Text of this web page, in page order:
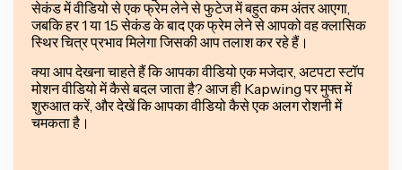
सेकंड में वीडियो से एक फ्रेम लेने से फुटेज में बहुत कम अंतर आएगा,
जबकि हर 1 या 1.5 सेकंड के बाद एक फ्रेम लेने से आपको वह क्लासिक
स्थिर चित्र प्रभाव मिलेगा जिसकी आप तलाश कर रहे हैं।
क्या आप देखना चाहते हैं कि आपका वीडियो एक मजेदार, अटपटा स्टॉप
मोशन वीडियो में कैसे बदल जाता है? आज ही Kapwing पर मुफ्त में
शुरुआत करें, और देखें कि आपका वीडियो कैसे एक अलग रोशनी में
चमकता है।